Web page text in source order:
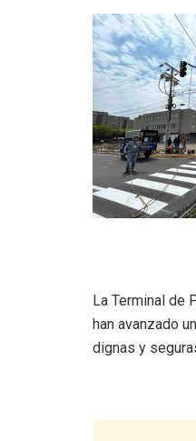
La Terminal de
han avanzado
dignas y